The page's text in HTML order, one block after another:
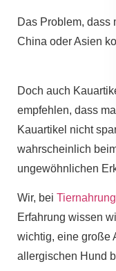
Das Problem, dass
China oder Asien
Doch auch
empfehlen, dass
Kauartikel nicht
wahrscheinlich
ungewöhnlichen
Wir, bei
Erfahrung wissen
wichtig, eine große
allergischen Hund